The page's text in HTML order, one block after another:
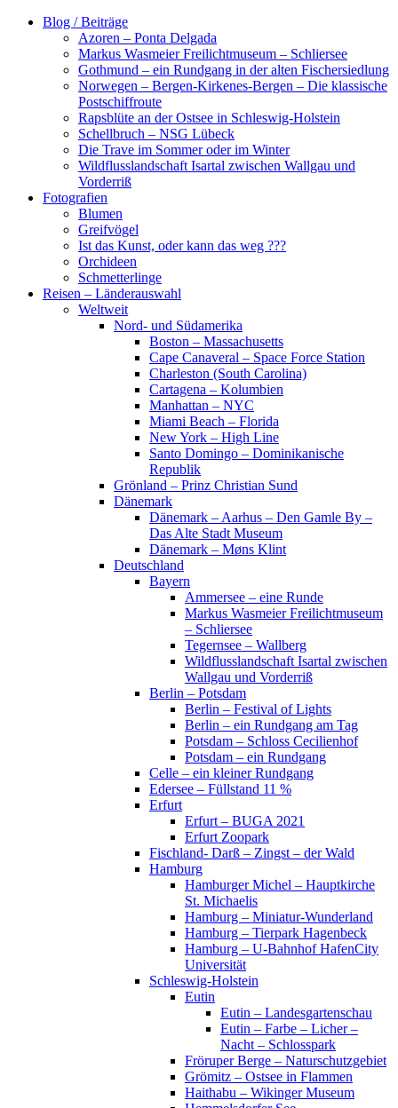
Zum
Blog / Beiträge
Azoren – Ponta Delgada
Markus Wasmeier Freilichtmuseum – Schliersee
Gothmund – ein Rundgang in der alten Fischersiedlung
Norwegen – Bergen-Kirkenes-Bergen – Die klassische
Postschiffroute
Rapsblüte an der Ostsee in Schleswig-Holstein
Schellbruch – NSG Lübeck
Die Trave im Sommer oder im Winter
Wildflusslandschaft Isartal zwischen Wallgau und
Vorderriß
Fotografien
Blumen
Greifvögel
Ist das Kunst, oder kann das weg ???
Orchideen
Schmetterlinge
Reisen – Länderauswahl
Weltweit
Nord- und Südamerika
Boston – Massachusetts
Cape Canaveral – Space Force Station
Charleston (South Carolina)
Cartagena – Kolumbien
Manhattan – NYC
Miami Beach – Florida
New York – High Line
Santo Domingo – Dominikanische
Republik
Grönland – Prinz Christian Sund
Dänemark
Dänemark – Aarhus – Den Gamle By –
Das Alte Stadt Museum
Dänemark – Møns Klint
Deutschland
Bayern
Ammersee – eine Runde
Markus Wasmeier Freilichtmuseum
– Schliersee
Tegernsee – Wallberg
Wildflusslandschaft Isartal zwischen
Wallgau und Vorderriß
Berlin – Potsdam
Berlin – Festival of Lights
Berlin – ein Rundgang am Tag
Potsdam – Schloss Cecilienhof
Potsdam – ein Rundgang
Celle – ein kleiner Rundgang
Edersee – Füllstand 11 %
Erfurt
Erfurt – BUGA 2021
Erfurt Zoopark
Fischland- Darß – Zingst – der Wald
Hamburg
Hamburger Michel – Hauptkirche
St. Michaelis
Hamburg – Miniatur-Wunderland
Hamburg – Tierpark Hagenbeck
Hamburg – U-Bahnhof HafenCity
Universität
Schleswig-Holstein
Eutin
Eutin – Landesgartenschau
Eutin – Farbe – Licher –
Nacht – Schlosspark
Fröruper Berge – Naturschutzgebiet
Grömitz – Ostsee in Flammen
Haithabu – Wikinger Museum